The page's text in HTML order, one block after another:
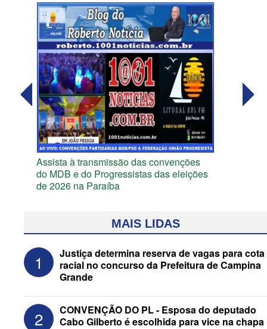
Assista à transmissão das convenções
do MDB e do Progressistas das eleições
de 2026 na Paraíba
MAIS LIDAS
1
Justiça determina reserva de vagas para cota
racial no concurso da Prefeitura de Campina
Grande
2
CONVENÇÃO DO PL - Esposa do deputado
Cabo Gilberto é escolhida para vice na chapa